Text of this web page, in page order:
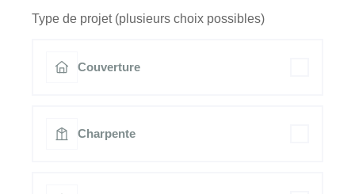
Type de projet (plusieurs choix possibles)
Couverture
Charpente